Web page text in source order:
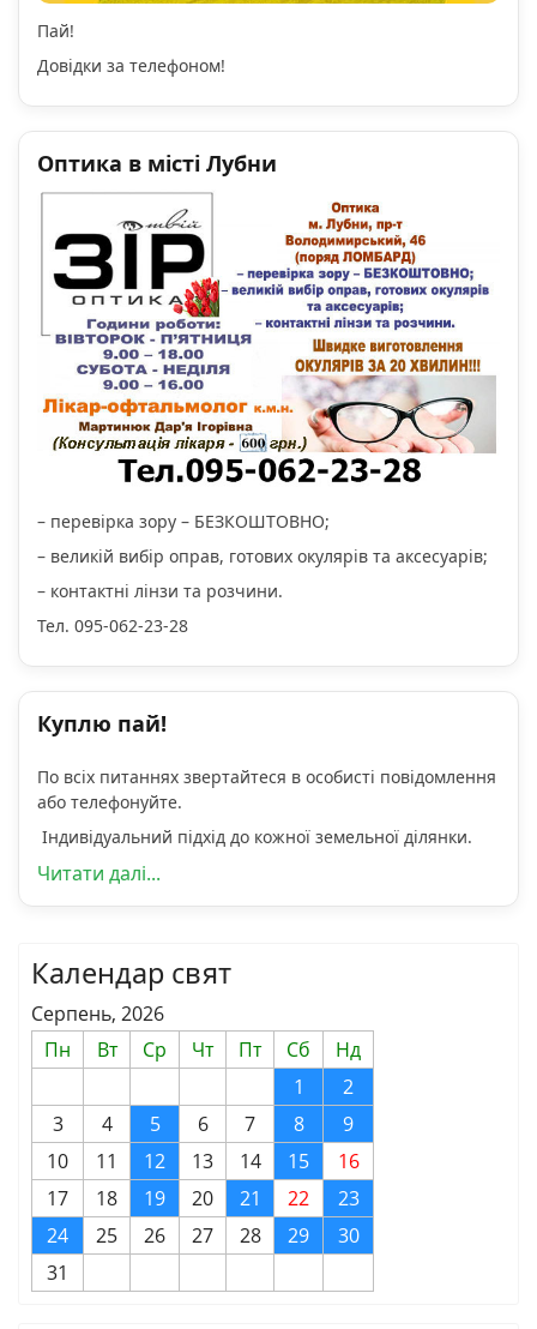
Пай!
Довідки за телефоном!
Оптика в місті Лубни
– перевірка зору – БЕЗКОШТОВНО;
– великій вибір оправ, готових окулярів та аксесуарів;
– контактні лінзи та розчини.
Тел. 095-062-23-28
Куплю пай!
По всіх питаннях звертайтеся в особисті повідомлення
або телефонуйте.
Індивідуальний підхід до кожної земельної ділянки.
Читати далі...
Календар свят
Серпень, 2026
Пн
Вт Ср Чт Пт Сб
Нд
1
2
3
4 5 6 7 8
9
10
11 12 13 14 15
16
17
18 19 20 21 22
23
24
25 26 27 28 29
30
31